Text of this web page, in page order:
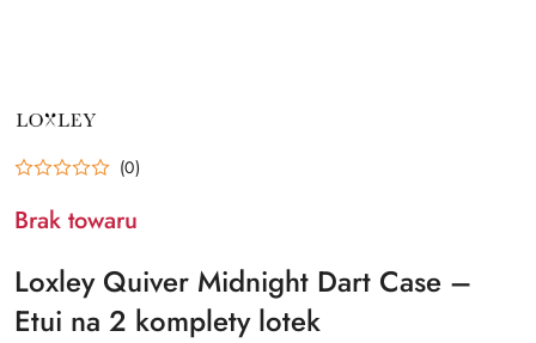
PRODUCENTA:
(0)
Brak towaru
Loxley Quiver Midnight Dart Case –
Etui na 2 komplety lotek